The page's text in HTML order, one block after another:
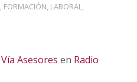
, FORMACIÓN, LABORAL,
Vía Asesores en Radio